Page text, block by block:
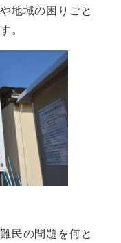
地域の困りごと
。
民の問題を何と